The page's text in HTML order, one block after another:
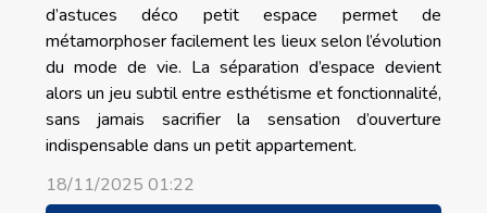
d’astuces déco petit espace permet de
métamorphoser facilement les lieux selon l’évolution
du mode de vie. La séparation d’espace devient
alors un jeu subtil entre esthétisme et fonctionnalité,
sans jamais sacrifier la sensation d’ouverture
indispensable dans un petit appartement.
18/11/2025 01:22